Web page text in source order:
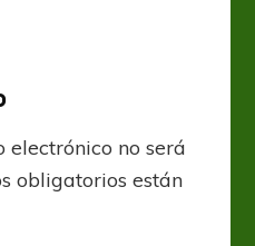
electrónico no será
obligatorios están